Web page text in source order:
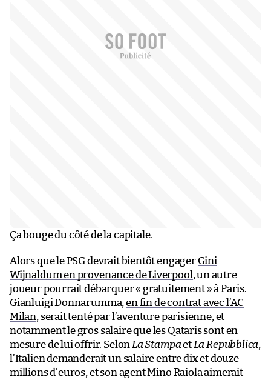
Ça bouge du côté de la capitale.
Alors que le PSG devrait bientôt engager Gini
Wijnaldum en provenance de Liverpool, un autre
joueur pourrait débarquer « gratuitement » à Paris.
Gianluigi Donnarumma,en fin de contrat avec l’AC
Milan, serait tenté par l’aventure parisienne, et
notamment le gros salaire que les Qataris sont en
mesure de lui offrir. Selon La Stampaet La Repubblica,
l’Italien demanderait un salaire entre dix et douze
millions d’euros, et son agent Mino Raiola aimerait